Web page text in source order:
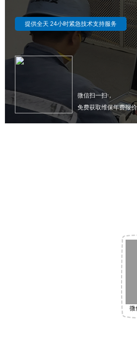
提供全天 24小时紧急技术支持服务
微信扫一扫，
免费获取维保年费报
微